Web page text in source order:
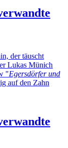
der täuscht
Lukas Münich
"Egersdörfer und
auf den Zahn